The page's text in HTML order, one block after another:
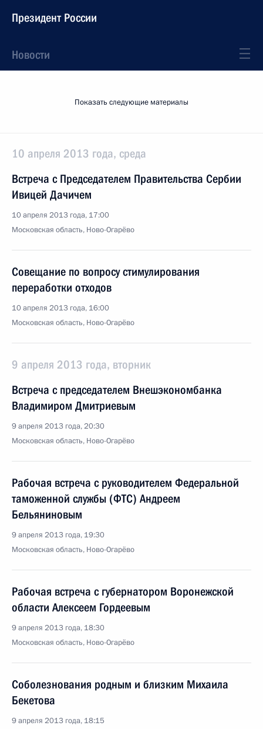
Президент России
Новости
Показать следующие материалы
10 апреля 2013 года, среда
Встреча с Председателем Правительства Сербии
Ивицей Дачичем
10 апреля 2013 года, 17:00
Московская область, Ново-Огарёво
Совещание по вопросу стимулирования
переработки отходов
10 апреля 2013 года, 16:00
Московская область, Ново-Огарёво
9 апреля 2013 года, вторник
Встреча с председателем Внешэкономбанка
Владимиром Дмитриевым
9 апреля 2013 года, 20:30
Московская область, Ново-Огарёво
Рабочая встреча с руководителем Федеральной
таможенной службы (ФТС) Андреем
Бельяниновым
9 апреля 2013 года, 19:30
Московская область, Ново-Огарёво
Рабочая встреча с губернатором Воронежской
области Алексеем Гордеевым
9 апреля 2013 года, 18:30
Московская область, Ново-Огарёво
Соболезнования родным и близким Михаила
Бекетова
9 апреля 2013 года, 18:15